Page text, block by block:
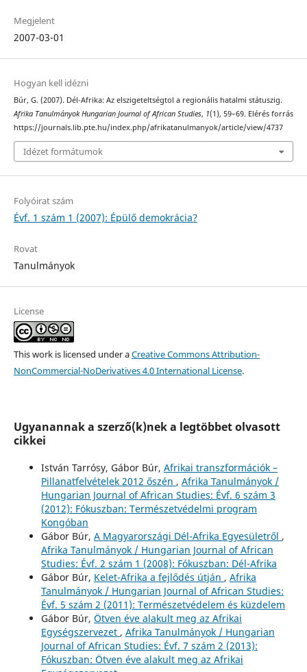
Megjelent
2007-03-01
Hogyan kell idézni
Búr, G. (2007). Dél-Afrika: Az elszigeteltségtol a regionális hatalmi státuszig.
Afrika Tanulmányok Hungarian Journal of African Studies, 1(1), 59–69. Elérés forrás
https://journals.lib.pte.hu/index.php/afrikatanulmanyok/article/view/4737
Idézet formátumok
Folyóirat szám
Évf. 1 szám 1 (2007): Épülő demokrácia?
Rovat
Tanulmányok
License
This work is licensed under aCreative Commons Attribution-
NonCommercial-NoDerivatives 4.0 International License.
Ugyanannak a szerző(k)nek a legtöbbet olvasott
cikkei
István Tarrósy, Gábor Búr, Afrikai transzformációk –
Pillanatfelvételek 2012 őszén , Afrika Tanulmányok /
Hungarian Journal of African Studies: Évf. 6 szám 3
(2012): Fókuszban: Természetvédelmi program
Kongóban
Gábor Búr, A Magyarországi Dél-Afrika Egyesületről ,
Afrika Tanulmányok / Hungarian Journal of African
Studies: Évf. 2 szám 1 (2008): Fókuszban: Dél-Afrika
Gábor Búr, Kelet-Afrika a fejlődés útján , Afrika
Tanulmányok / Hungarian Journal of African Studies:
Évf. 5 szám 2 (2011): Természetvédelem és küzdelem
Gábor Búr, Ötven éve alakult meg az Afrikai
Egységszervezet , Afrika Tanulmányok / Hungarian
Journal of African Studies: Évf. 7 szám 2 (2013):
Fókuszban: Ötven éve alakult meg az Afrikai